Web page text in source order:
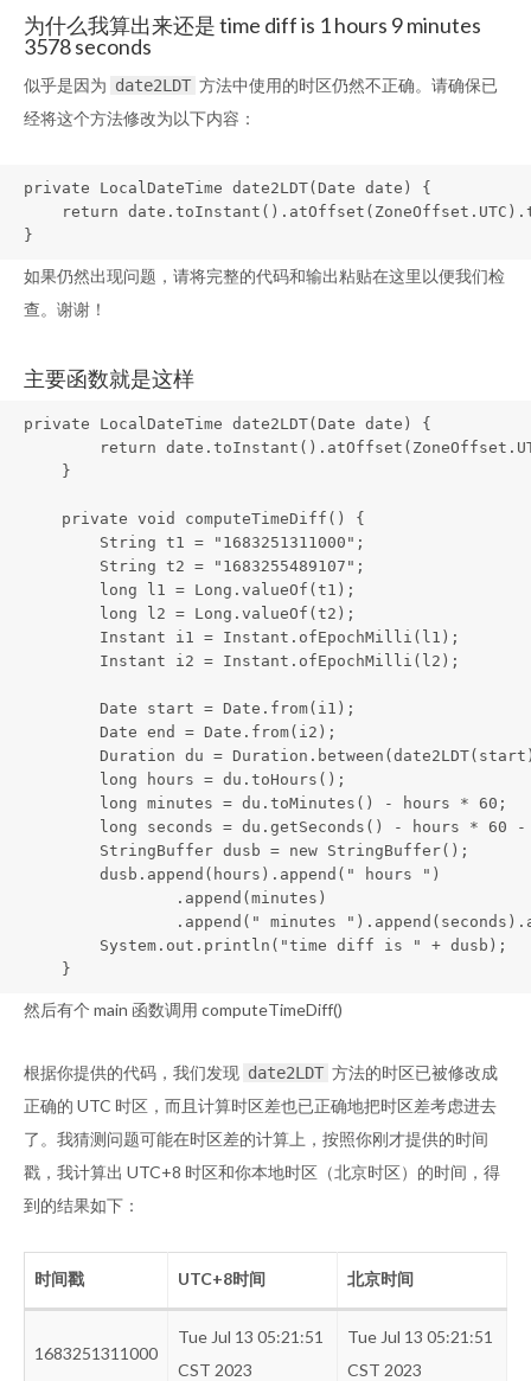
为什么我算出来还是 time diff is 1 hours 9 minutes
3578 seconds
似乎是因为 date2LDT 方法中使用的时区仍然不正确。请确保已
经将这个方法修改为以下内容：
private LocalDateTime date2LDT(Date date) {
return
}
如果仍然出现问题，请将完整的代码和输出粘贴在这里以便我们检
查。谢谢！
主要函数就是这样
private LocalDateTime date2LDT(Date date) {
return
    }
    private void computeTimeDiff() {
        String t1 = "1683251311000";
        String t2 = "1683255489107";
        long l1 = Long.valueOf(t1);
        long l2 = Long.valueOf(t2);
        Instant i1 = Instant.ofEpochMilli(l1);
        Instant i2 = Instant.ofEpochMilli(l2);
        Date start = Date.from(i1);
        Date end = Date.from(i2);
Duration du =
        long hours = du.toHours();
        long minutes = du.toMinutes() - hours * 60;
long seconds = du.getSeconds() - hours * 60
        StringBuffer dusb = new StringBuffer();
        dusb.append(hours).append(" hours ")
                .append(minutes)
.append(" minutes
        System.out.println("time diff is " + dusb);
    }
然后有个 main 函数调用 computeTimeDiff()
根据你提供的代码，我们发现 date2LDT 方法的时区已被修改成
正确的 UTC 时区，而且计算时区差也已正确地把时区差考虑进去
了。我猜测问题可能在时区差的计算上，按照你刚才提供的时间
戳，我计算出 UTC+8 时区和你本地时区（北京时区）的时间，得
到的结果如下：
时间戳 UTC+8时间 北京时间
1683251311000
Tue Jul 13 05:21:51
CST 2023
Tue Jul 13 05:21:51
CST 2023